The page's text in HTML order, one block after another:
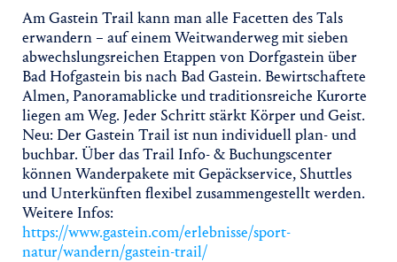
Am Gastein Trail kann man alle Facetten des Tals
erwandern – auf einem Weitwanderweg mit sieben
abwechslungsreichen Etappen von Dorfgastein über
Bad Hofgastein bis nach Bad Gastein. Bewirtschaftete
Almen, Panoramablicke und traditionsreiche Kurorte
liegen am Weg. Jeder Schritt stärkt Körper und Geist.
Neu: Der Gastein Trail ist nun individuell plan- und
buchbar. Über das Trail Info- & Buchungscenter
können Wanderpakete mit Gepäckservice, Shuttles
und Unterkünften flexibel zusammengestellt werden.
Weitere Infos:
https://www.gastein.com/erlebnisse/sport-
natur/wandern/gastein-trail/